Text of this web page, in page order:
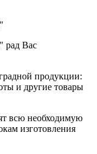
рад Вас
продукции:
и другие товары
всю необходимую
изготовления